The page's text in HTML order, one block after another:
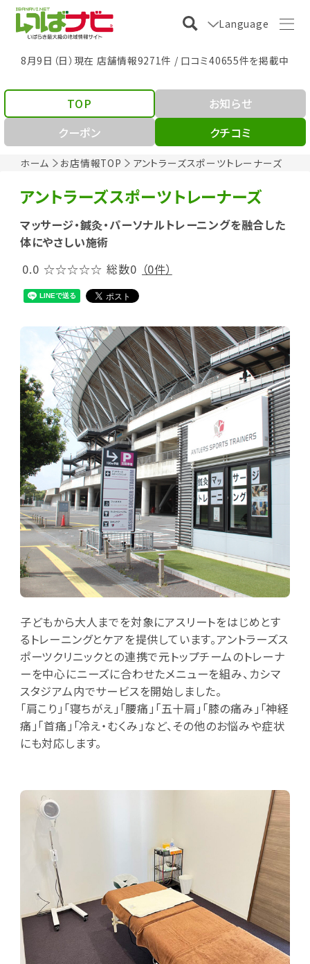
Language
8月9日（日）現在 店舗情報9271件 / 口コミ40655件を掲載中
ホーム お店情報TOP アントラーズスポーツトレーナーズ
TOP
お知らせ
クーポン
クチコミ
アントラーズスポーツトレーナーズ
マッサージ・鍼灸・パーソナルトレーニングを融合した
体にやさしい施術
0.0 ☆☆☆☆☆ 総数0 （0件）
子どもから大人までを対象にアスリートをはじめとす
るトレーニングとケアを提供しています。アントラーズス
ポーツクリニックとの連携で元トップチームのトレーナ
ーを中心にニーズに合わせたメニューを組み、カシマ
スタジアム内でサービスを開始しました。
「肩こり」「寝ちがえ」「腰痛」「五十肩」「膝の痛み」「神経
痛」「首痛」「冷え・むくみ」など、その他のお悩みや症状
にも対応します。